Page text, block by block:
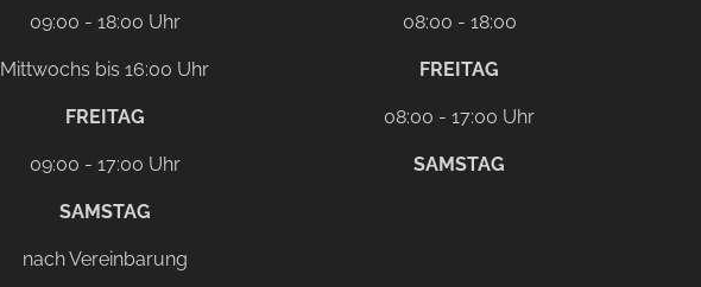
09:00 - 18:00 Uhr
Mittwochs bis 16:00 Uhr
FREITAG
09:00 - 17:00 Uhr
SAMSTAG
nach Vereinbarung
08:00 - 18:00
FREITAG
08:00 - 17:00 Uhr
SAMSTAG